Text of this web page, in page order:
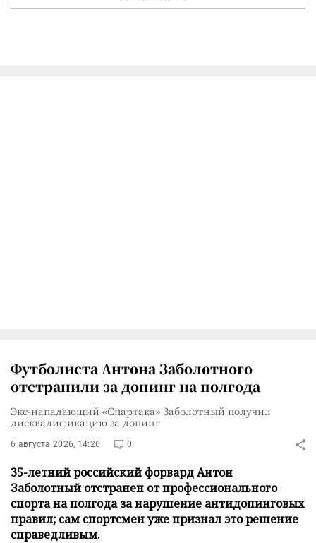
Футболиста Антона Заболотного
отстранили за допинг на полгода
Экс-нападающий «Спартака» Заболотный получил
дисквалификацию за допинг
6 августа 2026, 14:26 0
35-летний российский форвард Антон
Заболотный отстранен от профессионального
спорта на полгода за нарушение антидопинговых
правил; сам спортсмен уже признал это решение
справедливым.